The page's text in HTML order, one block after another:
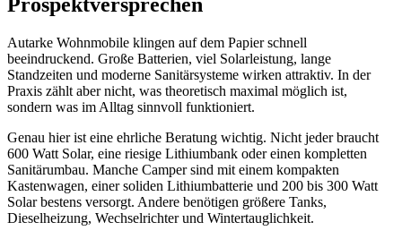
Autarke Wohnmobile klingen auf dem Papier schnell
beeindruckend. Große Batterien, viel Solarleistung, lange
Standzeiten und moderne Sanitärsysteme wirken attraktiv. In der
Praxis zählt aber nicht, was theoretisch maximal möglich ist,
sondern was im Alltag sinnvoll funktioniert.
Genau hier ist eine ehrliche Beratung wichtig. Nicht jeder braucht
600 Watt Solar, eine riesige Lithiumbank oder einen kompletten
Sanitärumbau. Manche Camper sind mit einem kompakten
Kastenwagen, einer soliden Lithiumbatterie und 200 bis 300 Watt
Solar bestens versorgt. Andere benötigen größere Tanks,
Dieselheizung, Wechselrichter und Wintertauglichkeit.